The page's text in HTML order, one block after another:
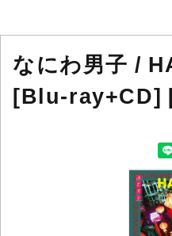
なにわ男子 /
[Blu-ray+CD]